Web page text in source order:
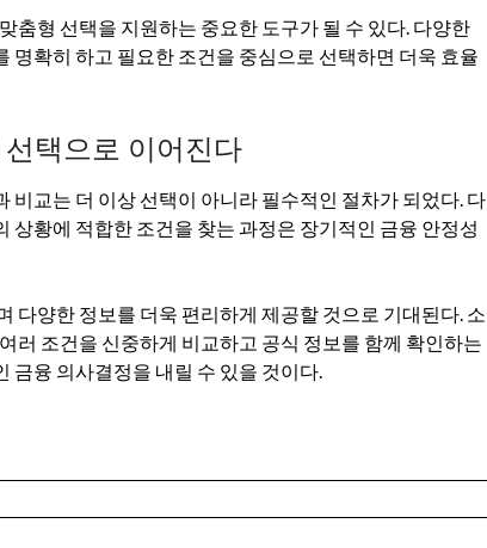
춤형 선택을 지원하는 중요한 도구가 될 수 있다. 다양한
명확히 하고 필요한 조건을 중심으로 선택하면 더욱 효율
택으로 이어진다
교는 더 이상 선택이 아니라 필수적인 절차가 되었다. 다
상황에 적합한 조건을 찾는 과정은 장기적인 금융 안정성
다양한 정보를 더욱 편리하게 제공할 것으로 기대된다. 소
러 조건을 신중하게 비교하고 공식 정보를 함께 확인하는
금융 의사결정을 내릴 수 있을 것이다.